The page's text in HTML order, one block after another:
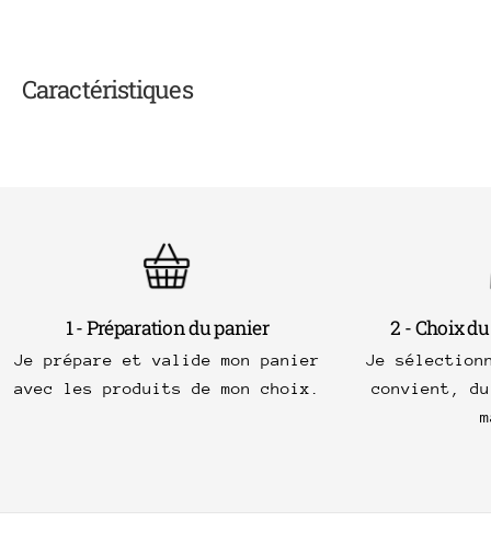
Caractéristiques
1 - Préparation du panier
Je prépare et valide mon panier
avec les produits de mon choix.
2 - Choix
Je
convient,